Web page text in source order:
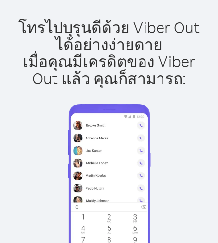
โทรไปบุรุนดีด้วย Viber Out
ได้อย่างง่ายดาย
เมื่อคุณมีเครดิตของ Viber
Out แล้ว คุณก็สามารถ: